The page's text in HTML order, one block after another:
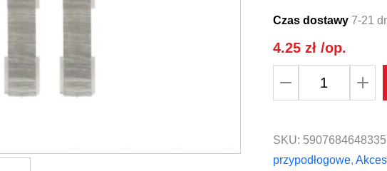
Czas dostawy 7-21
4.25 zł/op.
listwy
przypodłogowej
SKU: 5907684648335
przypodłogowe,